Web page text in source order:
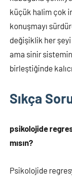
küçük halim çok
konuşmayı
değişiklik her
ama sinir
birleştiğinde
Sıkça
psikolojide
mısın?
Psikolojide